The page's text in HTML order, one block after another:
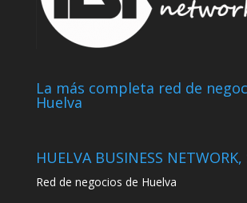
La más completa red de
Huelva
HUELVA BUSINESS NETWORK,
Red de negocios de Huelva